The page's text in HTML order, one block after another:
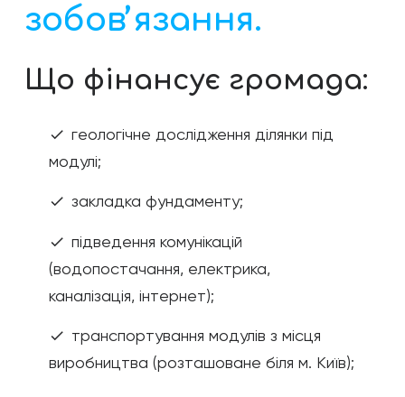
зобовʼязання.
Що фінансує громада:
check геологічне дослідження ділянки під
модулі;
check закладка фундаменту;
check підведення комунікацій
(водопостачання, електрика,
каналізація, інтернет);
check транспортування модулів з місця
виробництва (розташоване біля м. Київ);